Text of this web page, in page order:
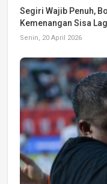
Segiri Wajib Penuh,
Kemenangan Sisa
Senin, 20 April 2026